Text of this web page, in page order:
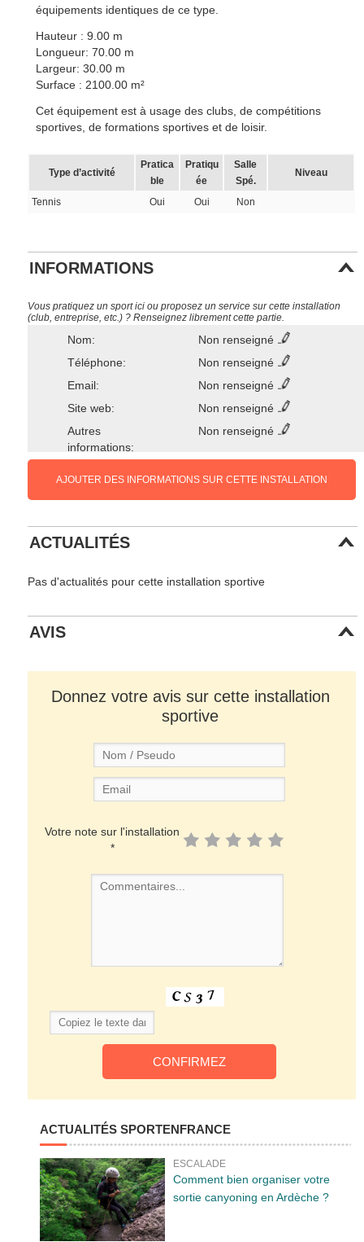
équipements identiques de ce type.
Hauteur : 9.00 m
Longueur: 70.00 m
Largeur: 30.00 m
Surface : 2100.00 m²
Cet équipement est à usage des clubs, de compétitions
sportives, de formations sportives et de loisir.
Type d’activité
Pratica
ble
Pratiqu
ée
Salle
Spé.
Niveau
Tennis Oui Oui Non
INFORMATIONS
Vous pratiquez un sport ici ou proposez un service sur cette installation
(club, entreprise, etc.) ? Renseignez librement cette partie.
Nom:
Non renseigné
Téléphone:
Non renseigné
Email:
Non renseigné
Site web:
Non renseigné
Autres
informations:
Non renseigné
AJOUTER DES INFORMATIONS SUR CETTE INSTALLATION
ACTUALITÉS
Pas d'actualités pour cette installation sportive
AVIS
Donnez votre avis sur cette installation
sportive
Votre note sur l'installation
*
ACTUALITÉS SPORTENFRANCE
ESCALADE
Comment bien organiser votre
sortie canyoning en Ardèche ?